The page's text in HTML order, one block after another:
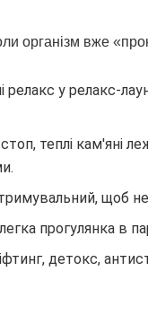
організм вже
релакс у релакс-
теплі кам'яні
щоб
прогулянка в
детокс,